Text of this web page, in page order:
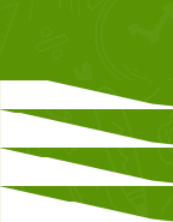
Hello,